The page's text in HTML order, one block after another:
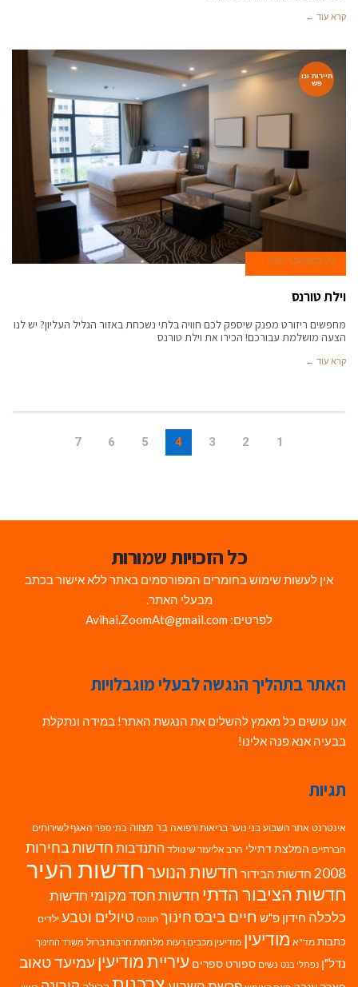
קרא עוד ←
תיירות ונו
פש
29 בנובמבר 2022
וילת טורנס
מחפשים ריזורט מפנק שיספק לכם חוויה בלתי נשכחת באזור הגליל העליון? יש לנו
הצעה מושלמת עבורכם! הכירו את וילת טורנס
קרא עוד ←
1
2
3
4
5
6
7
כל הזכויות שמורות
אין לעשות שימוש בחומרים המפורסמים באתר ללא אישור בכתב
מבעלי האתר.
לפרטים: Avihai.ZoomAt@gmail.com
האתר בתהליך הנגשה לבעלי מוגבלויות
אנו עושים כל מאמץ להשלים את הנגשת האתר! במידה ונתקלת
בבעיה אנא פנה אלינו!
תגיות
אינטרנט אתר השבוע בני נוער בריאות ורפואה בר מצווה בתי ספר האגף לשירותים
חברתיים המלצת דתילי הרב אליעזר שינוולד התנדבות חדשות בחירות
2008 חדשות הבידור חדשות הנוערחדשות העיר
חדשות הציבור הדתי חדשות חסד מקומי חדשות
כלכלה חידון פ"ש חיים ביבסחינוך חנוכה טיולים וטבע ילדים
כתבות מד"א מודיעין מודיעין מכבים רעות מלחמת חרבות ברזל משרד החינוך
נדל"ן נפתלי בנט נשים ספורט ספרים עיריית מודיעין עמיעד טאוב